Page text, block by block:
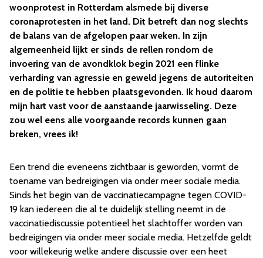
woonprotest in Rotterdam alsmede bij diverse
coronaprotesten in het land. Dit betreft dan nog slechts
de balans van de afgelopen paar weken. In zijn
algemeenheid lijkt er sinds de rellen rondom de
invoering van de avondklok begin 2021 een flinke
verharding van agressie en geweld jegens de autoriteiten
en de politie te hebben plaatsgevonden. Ik houd daarom
mijn hart vast voor de aanstaande jaarwisseling. Deze
zou wel eens alle voorgaande records kunnen gaan
breken, vrees ik!
Een trend die eveneens zichtbaar is geworden, vormt de
toename van bedreigingen via onder meer sociale media.
Sinds het begin van de vaccinatiecampagne tegen COVID-
19 kan iedereen die al te duidelijk stelling neemt in de
vaccinatiediscussie potentieel het slachtoffer worden van
bedreigingen via onder meer sociale media. Hetzelfde geldt
voor willekeurig welke andere discussie over een heet